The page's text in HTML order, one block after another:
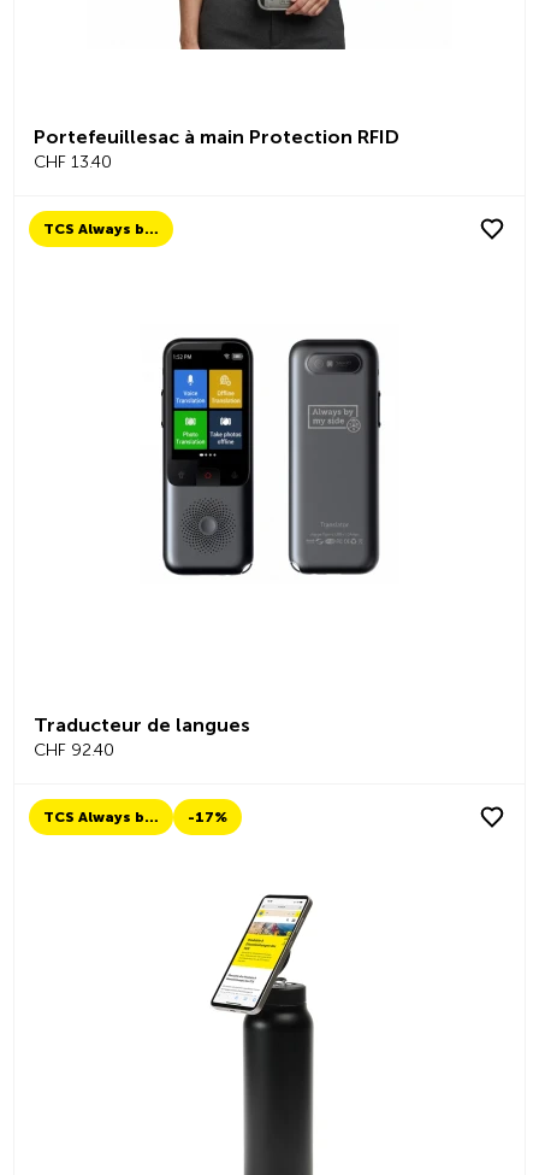
Portefeuillesac à main Protection RFID
CHF 13.40
TCS Always by my side
Traducteur de langues
CHF 92.40
TCS Always by my side -17%